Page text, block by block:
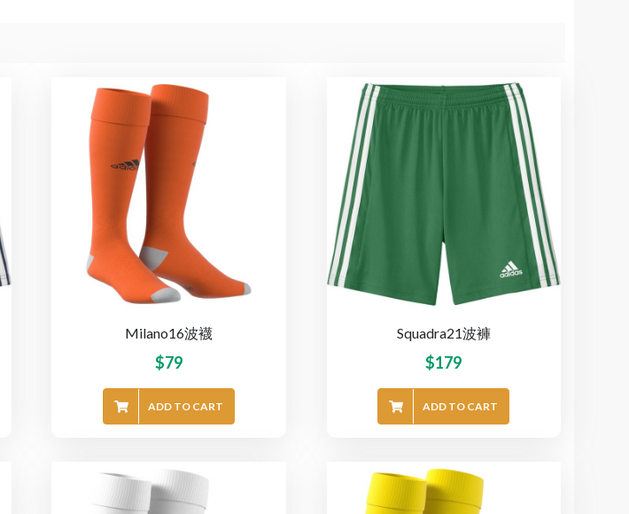
Milano16波襪
$79
ADD TO CART
Squadra21波褲
$179
ADD TO CART